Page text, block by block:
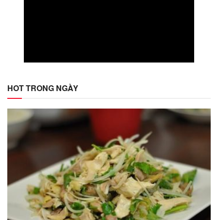
HOT TRONG NGÀY